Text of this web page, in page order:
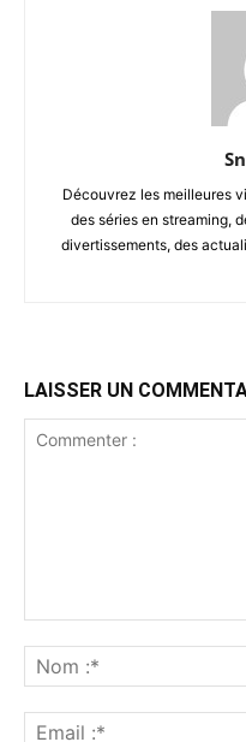
Découvrez les meilleures
des séries en streaming,
divertissements, des
LAISSER UN